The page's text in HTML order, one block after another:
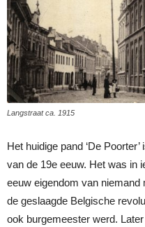
Langstraat ca. 1915
Het huidige pand ‘De
van de 19e eeuw. Het was in
eeuw eigendom van niemand
de geslaagde Belgische
ook burgemeester werd.